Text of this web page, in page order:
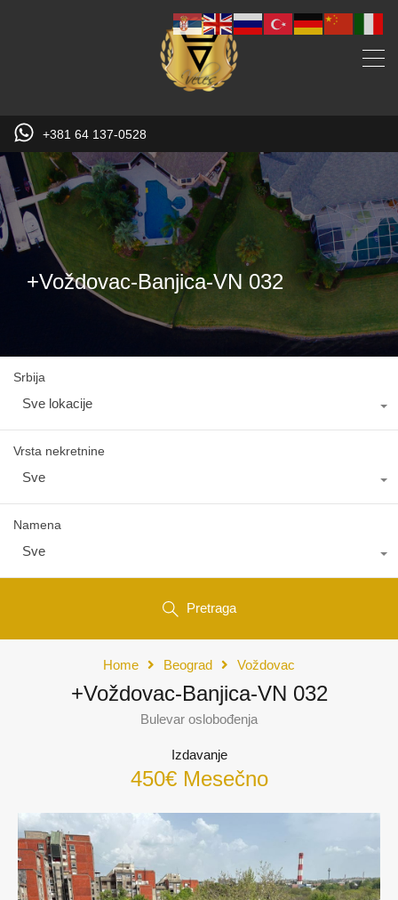
+381 64 137-0528
+Voždovac-Banjica-VN 032
Srbija
Sve lokacije
Vrsta nekretnine
Sve
Namena
Sve
Pretraga
Home Beograd Voždovac
+Voždovac-Banjica-VN 032
Bulevar oslobođenja
Izdavanje
450€ Mesečno